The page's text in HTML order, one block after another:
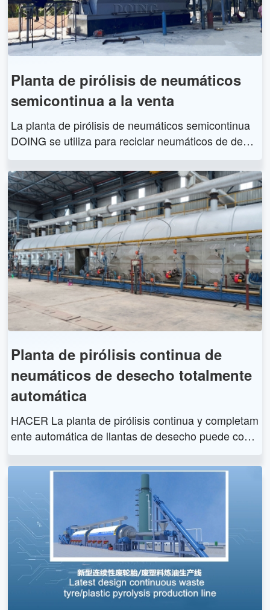
Planta de pirólisis de neumáticos
semicontinua a la venta
La planta de pirólisis de neumáticos semicontinua
DOING se utiliza para reciclar neumáticos de dese
La planta de pirólisis de tipo semicontinuo tiene un
a mayor eficiencia de procesamiento y un mayor gr
ado de automatización.
Planta de pirólisis continua de
neumáticos de desecho totalmente
automática
HACER La planta de pirólisis continua y completam
ente automática de llantas de desecho puede conv
bón y alambre de acero, lo que puede reducir efecti
a acumulación de llantas de desecho y, al mismo ti
empo, puede obtener ganancias vendiendo los pro
ductos. En comparación con la planta de pirólisis d
e neumáticos intermitente, DOING una planta de pi
rólisis continua y totalmente automática de neumáti
cos de desecho tiene muchas ventajas.